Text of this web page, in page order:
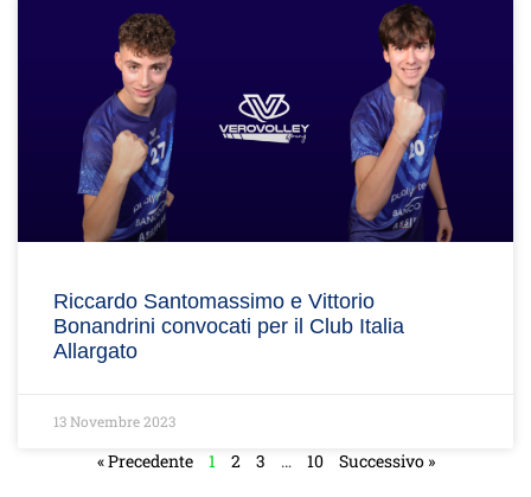
Riccardo Santomassimo e Vittorio
Bonandrini convocati per il Club Italia
Allargato
13 Novembre 2023
« Precedente 1 2 3 … 10 Successivo »